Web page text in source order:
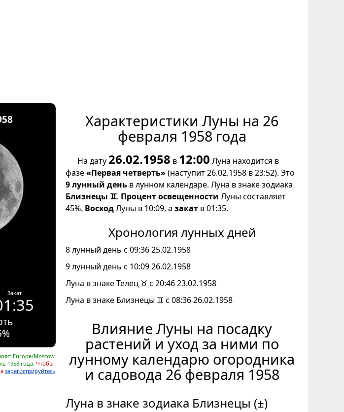
Закат
Europe/Moscow
1958 года. Чтобы
зарегистрируйтесь
Характеристики Луны на 26
февраля 1958 года
На дату 26.02.1958 в 12:00 Луна находится в
фазе«Первая четверть»(наступит 26.02.1958 в 23:52). Это
9 лунный день в лунном календаре. Луна в знаке зодиака
Близнецы ♊. Процент освещенности Луны составляет
45%. ВосходЛуны в 10:09, а закат в 01:35.
Хронология лунных дней
8 лунный день с 09:36 25.02.1958
9 лунный день с 10:09 26.02.1958
Луна в знаке Телец ♉ с 20:46 23.02.1958
Луна в знаке Близнецы ♊ с 08:36 26.02.1958
Влияние Луны на посадку
растений и уход за ними по
лунному календарю огородника
и садовода 26 февраля 1958
Луна в знаке зодиака Близнецы (±)